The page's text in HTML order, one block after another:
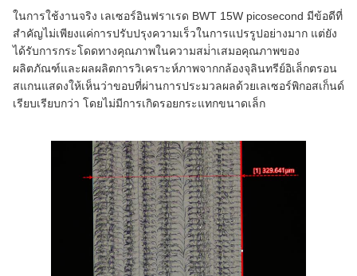
ในการใช้งานจริง เลเซอร์อินฟราเรด BWT 15W picosecond มีข้อดีที่
สําคัญไม่เพียงแค่การปรับปรุงความเร็วในการแปรรูปอย่างมาก แต่ยัง
ได้รับการกระโดดทางคุณภาพในความสม่ําเสมอคุณภาพของ
ผลิตภัณฑ์และผลผลิตการวิเคราะห์ภาพจากกล้องจุลินทรีย์อิเล็กตรอน
สแกนแสดงให้เห็นว่าขอบที่ผ่านการประมวลผลด้วยเลเซอร์พิกอสเก็นด์
เรียบเรียบกว่า โดยไม่มีการเกิดรอยกระแทกขนาดเล็ก